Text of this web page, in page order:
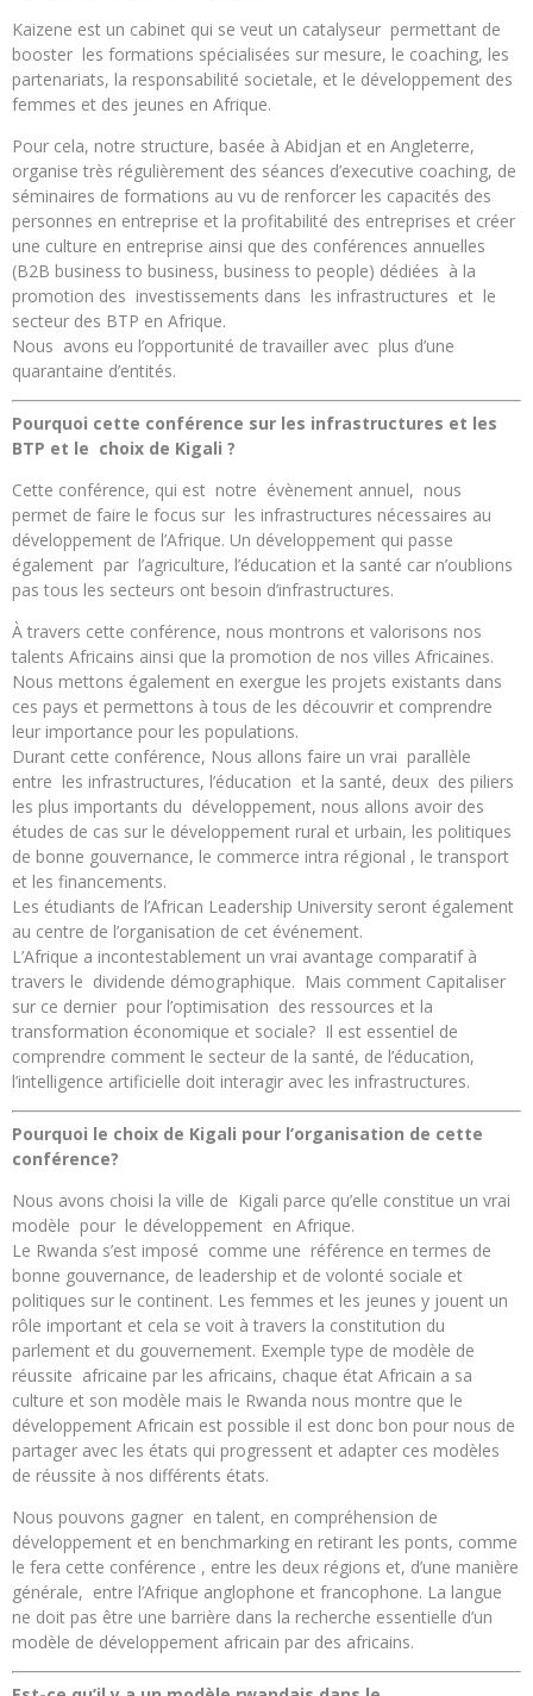
Kaizene est un cabinet qui se veut un catalyseur permettant de
booster les formations spécialisées sur mesure, le coaching, les
partenariats, la responsabilité societale, et le développement des
femmes et des jeunes en Afrique.
Pour cela, notre structure, basée à Abidjan et en Angleterre,
organise très régulièrement des séances d’executive coaching, de
séminaires de formations au vu de renforcer les capacités des
personnes en entreprise et la profitabilité des entreprises et créer
une culture en entreprise ainsi que des conférences annuelles
(B2B business to business, business to people) dédiées à la
promotion des investissements dans les infrastructures et le
secteur des BTP en Afrique.
Nous avons eu l’opportunité de travailler avec plus d’une
quarantaine d’entités.
Pourquoi cette conférence sur les infrastructures et les
BTP et le choix de Kigali ?
Cette conférence, qui est notre évènement annuel, nous
permet de faire le focus sur les infrastructures nécessaires au
développement de l’Afrique. Un développement qui passe
également par l’agriculture, l’éducation et la santé car n’oublions
pas tous les secteurs ont besoin d’infrastructures.
À travers cette conférence, nous montrons et valorisons nos
talents Africains ainsi que la promotion de nos villes Africaines.
Nous mettons également en exergue les projets existants dans
ces pays et permettons à tous de les découvrir et comprendre
leur importance pour les populations.
Durant cette conférence, Nous allons faire un vrai parallèle
entre les infrastructures, l’éducation et la santé, deux des piliers
les plus importants du développement, nous allons avoir des
études de cas sur le développement rural et urbain, les politiques
de bonne gouvernance, le commerce intra régional , le transport
et les financements.
Les étudiants de l’African Leadership University seront également
au centre de l’organisation de cet événement.
L’Afrique a incontestablement un vrai avantage comparatif à
travers le dividende démographique. Mais comment Capitaliser
sur ce dernier pour l’optimisation des ressources et la
transformation économique et sociale? Il est essentiel de
comprendre comment le secteur de la santé, de l’éducation,
l’intelligence artificielle doit interagir avec les infrastructures.
Pourquoi le choix de Kigali pour l’organisation de cette
conférence?
Nous avons choisi la ville de Kigali parce qu’elle constitue un vrai
modèle pour le développement en Afrique.
Le Rwanda s’est imposé comme une référence en termes de
bonne gouvernance, de leadership et de volonté sociale et
politiques sur le continent. Les femmes et les jeunes y jouent un
rôle important et cela se voit à travers la constitution du
parlement et du gouvernement. Exemple type de modèle de
réussite africaine par les africains, chaque état Africain a sa
culture et son modèle mais le Rwanda nous montre que le
développement Africain est possible il est donc bon pour nous de
partager avec les états qui progressent et adapter ces modèles
de réussite à nos différents états.
Nous pouvons gagner en talent, en compréhension de
développement et en benchmarking en retirant les ponts, comme
le fera cette conférence , entre les deux régions et, d’une manière
générale, entre l’Afrique anglophone et francophone. La langue
ne doit pas être une barrière dans la recherche essentielle d’un
modèle de développement africain par des africains.